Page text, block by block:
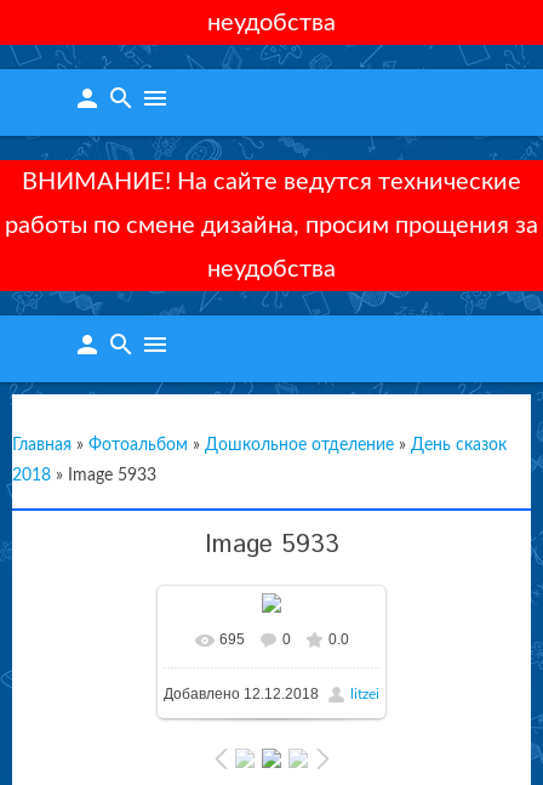
неудобства
person search menu
ВНИМАНИЕ! На сайте ведутся технические
работы по смене дизайна, просим прощения за
неудобства
person search menu
Главная » Фотоальбом » Дошкольное отделение » День сказок
2018 » Image 5933
Image 5933
695 0 0.0
Добавлено 12.12.2018 litzei